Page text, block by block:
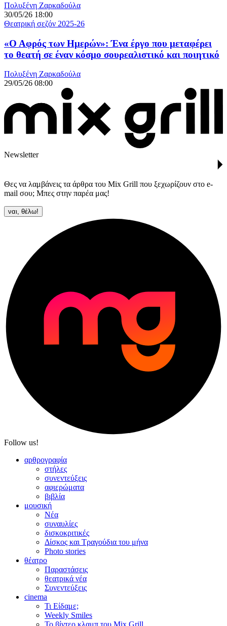
Πολυξένη Ζαρκαδούλα
30/05/26 18:00
Θεατρική σεζόν 2025-26
«Ο Αφρός των Ημερών»: Ένα έργο που μεταφέρει
το θεατή σε έναν κόσμο σουρεαλιστικό και ποιητικό
Πολυξένη Ζαρκαδούλα
29/05/26 08:00
Newsletter
Θες να λαμβάνεις τα άρθρα του Mix Grill που ξεχωρίζουν στο e-
mail σου; Μπες στην παρέα μας!
Follow us!
αρθρογραφία
στήλες
συνεντεύξεις
αφιερώματα
βιβλία
μουσική
Νέα
συναυλίες
δισκοκριτικές
Δίσκος και Τραγούδια του μήνα
Photo stories
θέατρο
Παραστάσεις
θεατρικά νέα
Συνεντεύξεις
cinema
Τι Είδαμε;
Weekly Smiles
Το βίντεο κλαμπ του Mix Grill